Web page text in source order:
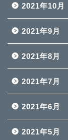
2021年10月
2021年9月
2021年8月
2021年7月
2021年6月
2021年5月